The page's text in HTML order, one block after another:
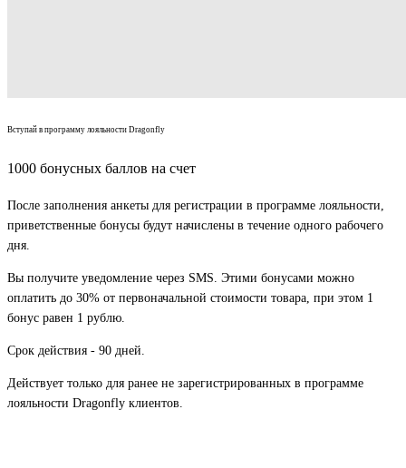
Вступай в программу лояльности Dragonfly
1000 бонусных баллов на счет
После заполнения анкеты для регистрации в программе лояльности,
приветственные бонусы будут начислены в течение одного рабочего
дня.
Вы получите уведомление через SMS. Этими бонусами можно
оплатить до 30% от первоначальной стоимости товара, при этом 1
бонус равен 1 рублю.
Срок действия - 90 дней.
Действует только для ранее не зарегистрированных в программе
лояльности Dragonfly клиентов.